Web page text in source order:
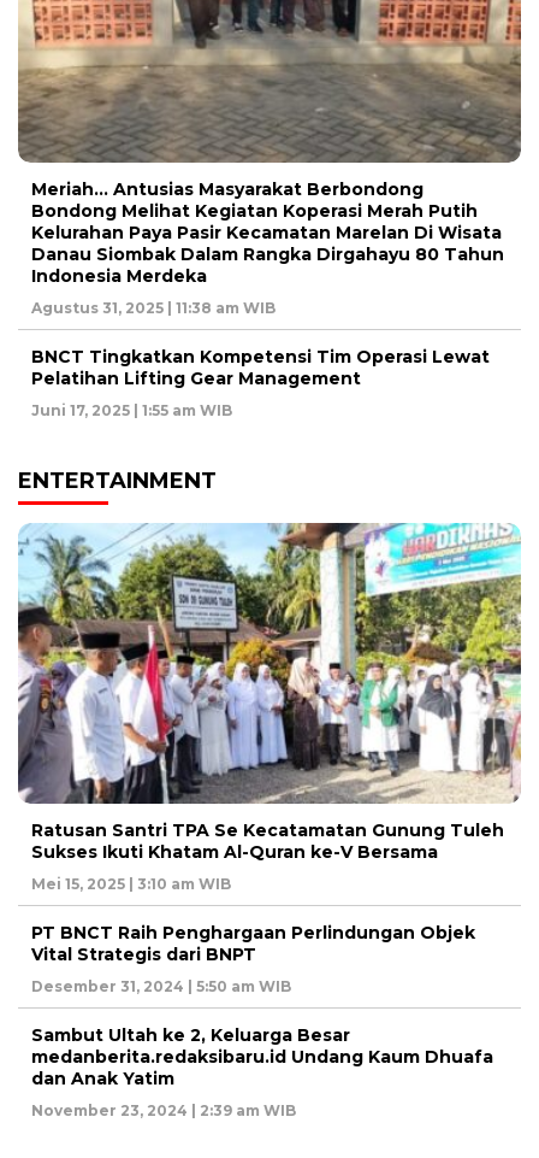
Meriah… Antusias Masyarakat Berbondong
Bondong Melihat Kegiatan Koperasi Merah Putih
Kelurahan Paya Pasir Kecamatan Marelan Di Wisata
Danau Siombak Dalam Rangka Dirgahayu 80 Tahun
Indonesia Merdeka
Agustus 31, 2025 | 11:38 am WIB
BNCT Tingkatkan Kompetensi Tim Operasi Lewat
Pelatihan Lifting Gear Management
Juni 17, 2025 | 1:55 am WIB
ENTERTAINMENT
Ratusan Santri TPA Se Kecatamatan Gunung Tuleh
Sukses Ikuti Khatam Al-Quran ke-V Bersama
Mei 15, 2025 | 3:10 am WIB
PT BNCT Raih Penghargaan Perlindungan Objek
Vital Strategis dari BNPT
Desember 31, 2024 | 5:50 am WIB
Sambut Ultah ke 2, Keluarga Besar
medanberita.redaksibaru.id Undang Kaum Dhuafa
dan Anak Yatim
November 23, 2024 | 2:39 am WIB